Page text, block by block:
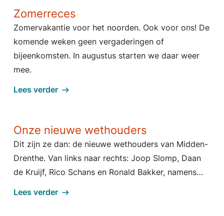
Zomerreces
Zomervakantie voor het noorden. Ook voor ons! De
komende weken geen vergaderingen of
bijeenkomsten. In augustus starten we daar weer
mee.
Lees verder
Onze nieuwe wethouders
Dit zijn ze dan: de nieuwe wethouders van Midden-
Drenthe. Van links naar rechts: Joop Slomp, Daan
de Kruijf, Rico Schans en Ronald Bakker, namens…
Lees verder